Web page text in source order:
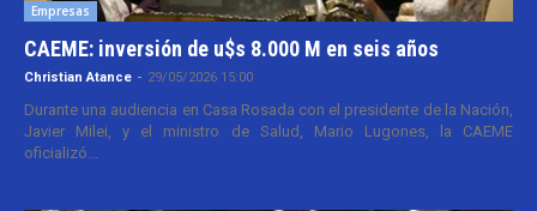
Empresas
CAEME: inversión de u$s 8.000 M en seis años
Christian Atance - 29/05/2026 15:00
Durante una audiencia en Casa Rosada con el presidente de la Nación,
Javier Milei, y el ministro de Salud, Mario Lugones, la CAEME
oficializó...